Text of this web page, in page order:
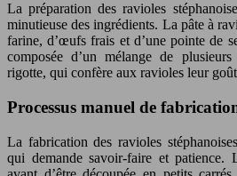
La préparation des ravioles
minutieuse des ingrédients. La pâte à
farine, d’œufs frais et d’une pointe de
composée d’un mélange de
rigotte, qui confère aux ravioles leur
Processus manuel de
La fabrication des ravioles
qui demande savoir-faire et patience.